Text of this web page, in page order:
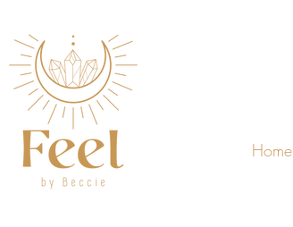
Home